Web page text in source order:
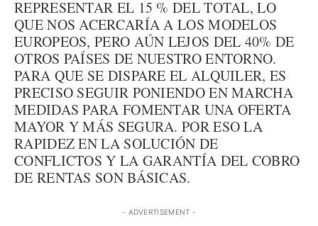
REPRESENTAR EL 15 % DEL TOTAL, LO
QUE NOS ACERCARÍA A LOS MODELOS
EUROPEOS, PERO AÚN LEJOS DEL 40% DE
OTROS PAÍSES DE NUESTRO ENTORNO.
PARA QUE SE DISPARE EL ALQUILER, ES
PRECISO SEGUIR PONIENDO EN MARCHA
MEDIDAS PARA FOMENTAR UNA OFERTA
MAYOR Y MÁS SEGURA. POR ESO LA
RAPIDEZ EN LA SOLUCIÓN DE
CONFLICTOS Y LA GARANTÍA DEL COBRO
DE RENTAS SON BÁSICAS.
- ADVERTISEMENT -